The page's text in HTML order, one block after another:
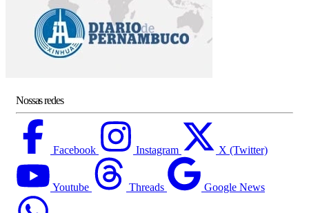
Nossas redes
Facebook Instagram X (Twitter)
Youtube Threads Google News